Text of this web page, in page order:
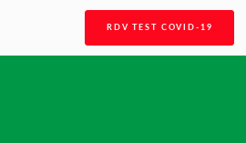
RDV TEST COVID-19